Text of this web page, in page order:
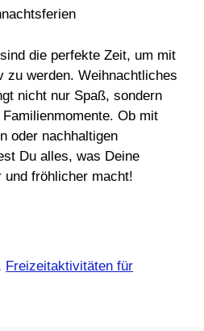
die perfekte Zeit, um mit
zu werden. Weihnachtliches
nicht nur Spaß, sondern
Ob mit
oder nachhaltigen
Du alles, was Deine
fröhlicher macht!
Freizeitaktivitäten für